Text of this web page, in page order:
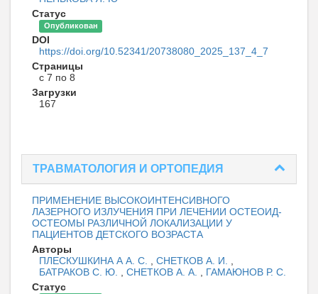
Статус
Опубликован
DOI
https://doi.org/10.52341/20738080_2025_137_4_7
Страницы
с 7 по 8
Загрузки
167
ТРАВМАТОЛОГИЯ И ОРТОПЕДИЯ
ПРИМЕНЕНИЕ ВЫСОКОИНТЕНСИВНОГО
ЛАЗЕРНОГО ИЗЛУЧЕНИЯ ПРИ ЛЕЧЕНИИ ОСТЕОИД-
ОСТЕОМЫ РАЗЛИЧНОЙ ЛОКАЛИЗАЦИИ У
ПАЦИЕНТОВ ДЕТСКОГО ВОЗРАСТА
Авторы
ПЛЕСКУШКИНА А А. С. , СНЕТКОВ А. И. ,
БАТРАКОВ С. Ю. , СНЕТКОВ А. А. , ГАМАЮНОВ Р. С.
Статус